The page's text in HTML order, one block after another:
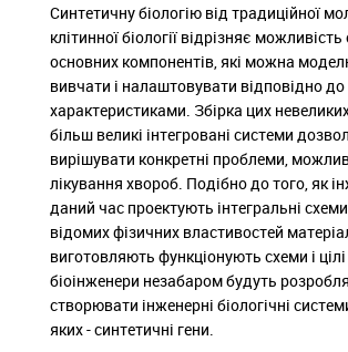
Синтетичну біологію від традиційної
клітинної біології відрізняє
основних компонентів, які можна
вивчати і налаштовувати відповідно
характеристиками. Збірка цих
більш великі інтегровані системи
вирішувати конкретні проблеми,
лікування хвороб. Подібно до того, як
даний час проектують інтегральні
відомих фізичних властивостей
виготовляють функціонують схеми і
біоінженери незабаром будуть
створювати інженерні біологічні
яких - синтетичні гени.